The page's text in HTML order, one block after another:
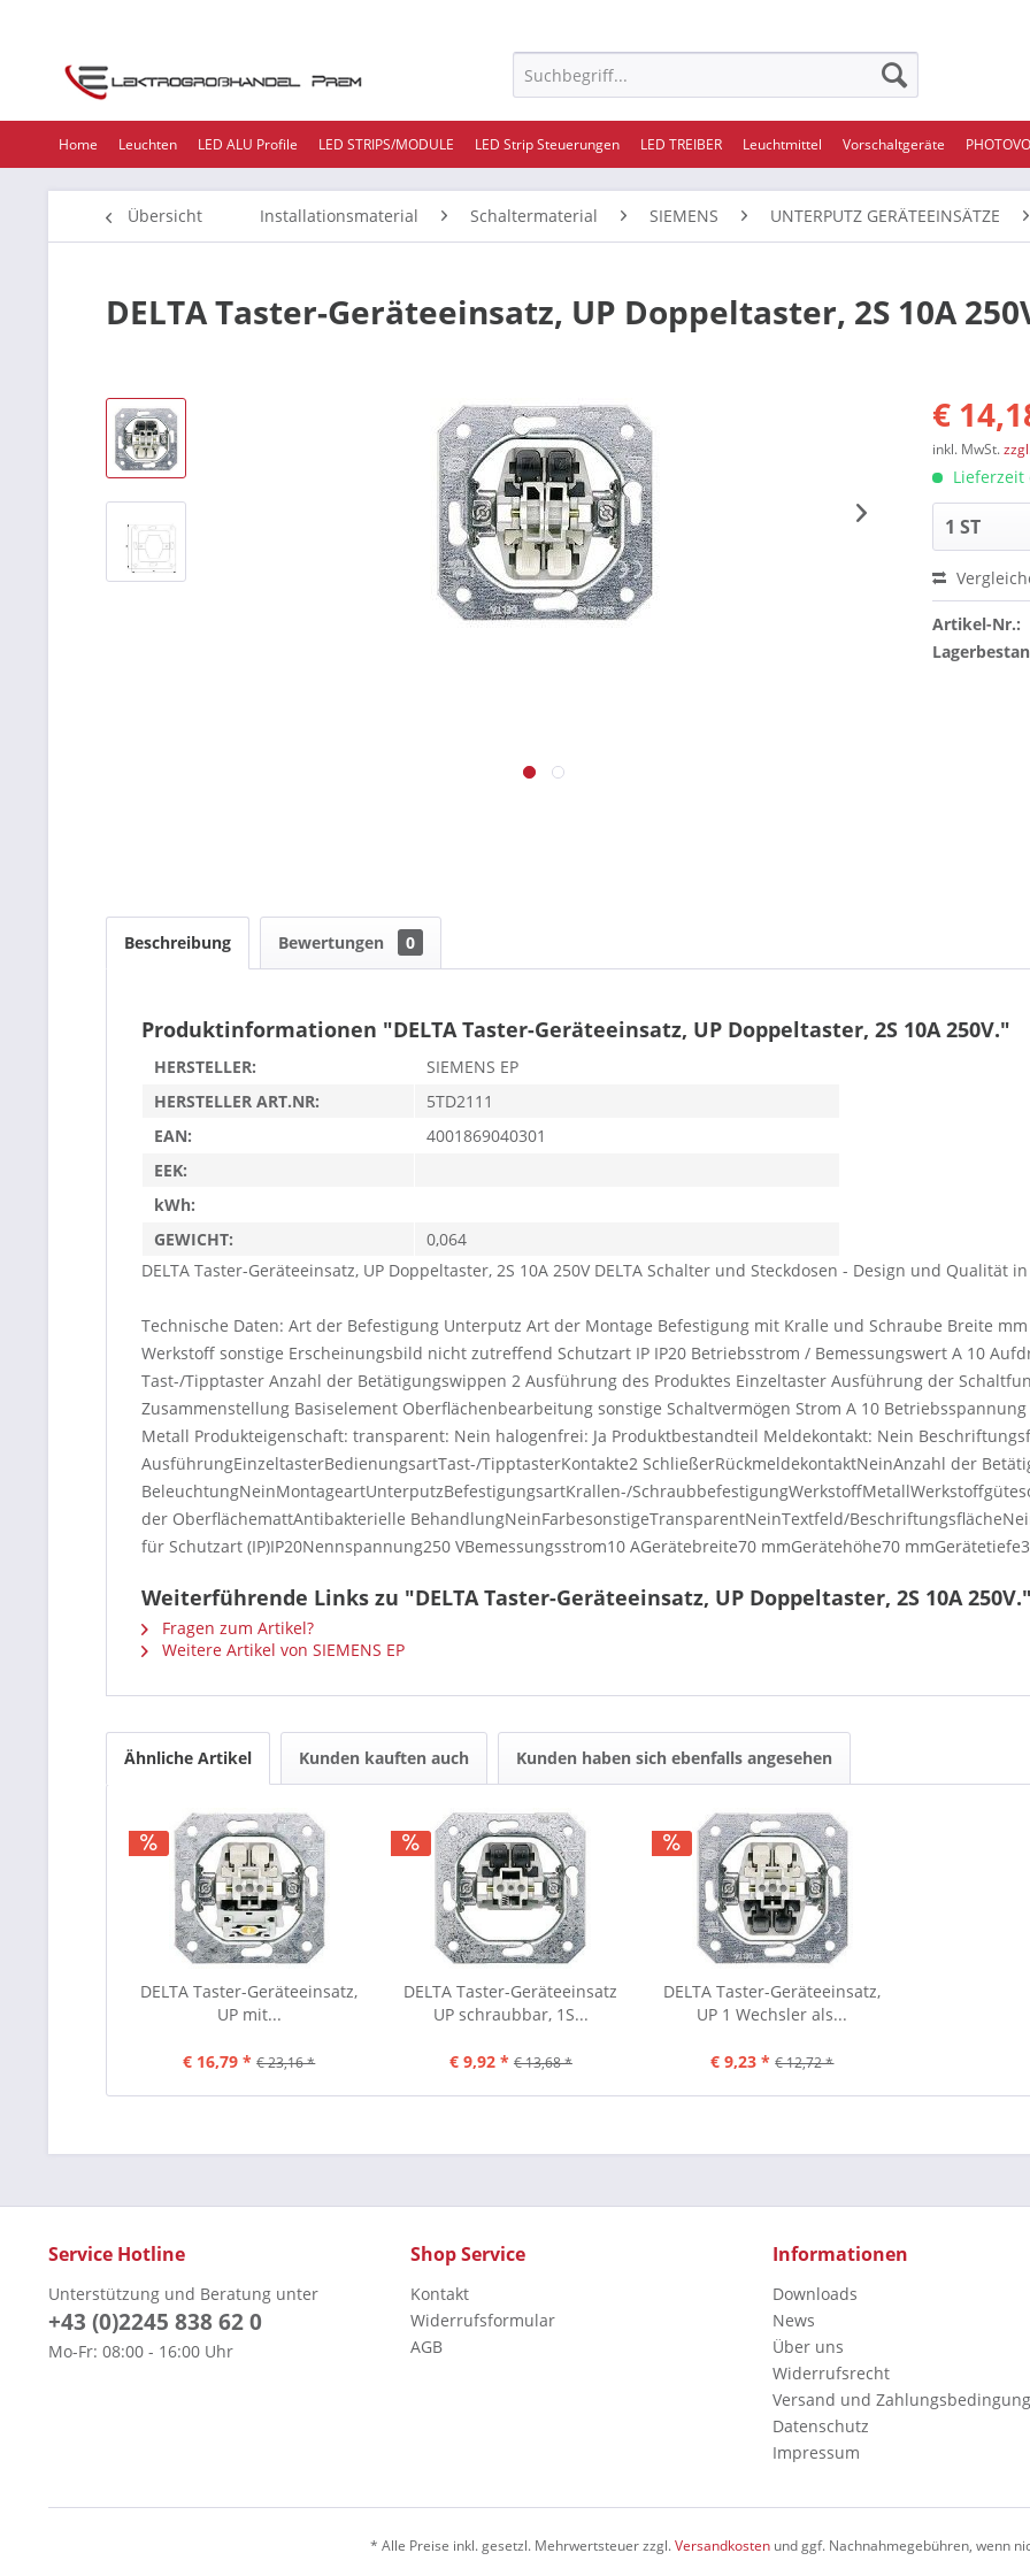
Home Leuchten LED ALU Profile LED STRIPS/MODULE LED Strip Steuerungen LED TREIBER Leuchtmittel Vorschaltgeräte
Übersicht Installationsmaterial Schaltermaterial SIEMENS UNTERPUTZ GERÄTEEINSÄTZE
DELTA Taster-Geräteeinsatz, UP Doppeltaster, 2S 10A
€
inkl. MwSt.
Lieferzeit
Artikel-Nr.:
Beschreibung Bewertungen 0
Produktinformationen "DELTA Taster-Geräteeinsatz, UP Doppeltaster, 2S 10A 250V."
HERSTELLER:
SIEMENS EP
HERSTELLER ART.NR:
5TD2111
EAN:
4001869040301
EEK:
kWh:
GEWICHT:
0,064
DELTA Taster-Geräteeinsatz, UP Doppeltaster, 2S 10A 250V DELTA Schalter und Steckdosen - Design und Qualität
Technische Daten: Art der Befestigung Unterputz Art der Montage Befestigung mit Kralle und Schraube Breite
Werkstoff sonstige Erscheinungsbild nicht zutreffend Schutzart IP IP20 Betriebsstrom / Bemessungswert A 10
Tast-/Tipptaster Anzahl der Betätigungswippen 2 Ausführung des Produktes Einzeltaster Ausführung der
Zusammenstellung Basiselement Oberflächenbearbeitung sonstige Schaltvermögen Strom A 10
Metall Produkteigenschaft: transparent: Nein halogenfrei: Ja Produktbestandteil Meldekontakt: Nein
AusführungEinzeltasterBedienungsartTast-/TipptasterKontakte2 SchließerRückmeldekontaktNeinAnzahl der
BeleuchtungNeinMontageartUnterputzBefestigungsartKrallen-/
der OberflächemattAntibakterielle BehandlungNeinFarbesonstigeTransparentNeinTextfeld/
für Schutzart (IP)IP20Nennspannung250 VBemessungsstrom10 AGerätebreite70 mmGerätehöhe70
Weiterführende Links zu "DELTA Taster-Geräteeinsatz, UP Doppeltaster, 2S 10A 250V."
Fragen zum Artikel?
Weitere Artikel von SIEMENS EP
Ähnliche Artikel Kunden kauften auch Kunden haben sich ebenfalls angesehen
DELTA Taster-Geräteeinsatz,
UP mit...
€ 16,79 * € 23,16 *
DELTA Taster-Geräteeinsatz
UP schraubbar, 1S...
€ 9,92 * € 13,68 *
DELTA Taster-Geräteeinsatz,
UP 1 Wechsler als...
€ 9,23 * € 12,72 *
Service Hotline
Unterstützung und Beratung unter
+43 (0)2245 838 62 0
Mo-Fr: 08:00 - 16:00 Uhr
Shop Service
Kontakt
Widerrufsformular
AGB
Informationen
Downloads
News
Über uns
Widerrufsrecht
Versand und
Datenschutz
Impressum
* Alle Preise inkl. gesetzl. Mehrwertsteuer zzgl.Versandkostenund ggf. Nachnahmegebühren, wenn